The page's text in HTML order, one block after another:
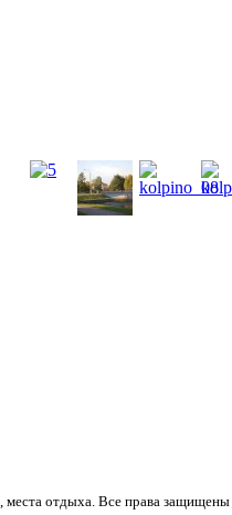
места отдыха. Все права защищены